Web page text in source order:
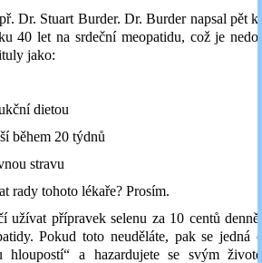
Stuart Burder. Dr. Burder napsal pět
40 let na srdeční meopatidu, což je
jako:
dietou
20 týdnů
stravu
rady tohoto lékaře? Prosím.
přípravek selenu za 10 centů denně,
Pokud toto neuděláte, pak se jedná
hloupostí“ a hazardujete se svým